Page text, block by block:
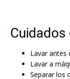
Lavar antes
Lavar a
Separar los